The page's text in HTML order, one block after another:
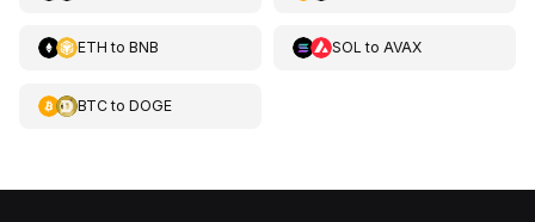
ETH to BNB SOL to AVAX
BTCto DOGE